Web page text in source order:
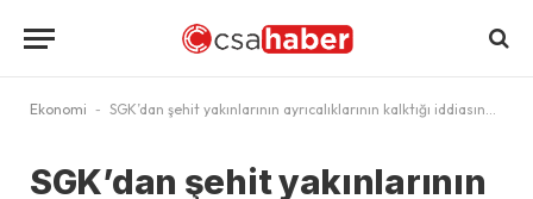
Ekonomi - SGK’dan şehit yakınlarının ayrıcalıklarının kalktığı iddiasına yalanlama
SGK’dan şehit yakınlarının